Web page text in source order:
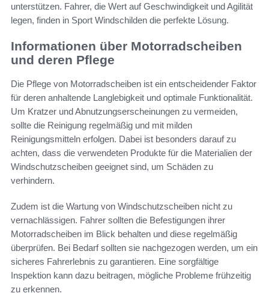
unterstützen. Fahrer, die Wert auf Geschwindigkeit und Agilität
legen, finden in Sport Windschilden die perfekte Lösung.
Informationen über Motorradscheiben
und deren Pflege
Die Pflege von Motorradscheiben ist ein entscheidender Faktor
für deren anhaltende Langlebigkeit und optimale Funktionalität.
Um Kratzer und Abnutzungserscheinungen zu vermeiden,
sollte die Reinigung regelmäßig und mit milden
Reinigungsmitteln erfolgen. Dabei ist besonders darauf zu
achten, dass die verwendeten Produkte für die Materialien der
Windschutzscheiben geeignet sind, um Schäden zu
verhindern.
Zudem ist die Wartung von Windschutzscheiben nicht zu
vernachlässigen. Fahrer sollten die Befestigungen ihrer
Motorradscheiben im Blick behalten und diese regelmäßig
überprüfen. Bei Bedarf sollten sie nachgezogen werden, um ein
sicheres Fahrerlebnis zu garantieren. Eine sorgfältige
Inspektion kann dazu beitragen, mögliche Probleme frühzeitig
zu erkennen.